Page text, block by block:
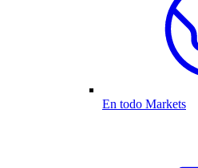
En todo Markets